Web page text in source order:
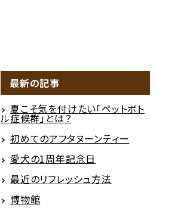
最新の記事
夏こそ気を付けたい「ペットボト
ル症候群」とは？
初めてのアフタヌーンティー
愛犬の1周年記念日
最近のリフレッシュ方法
博物館